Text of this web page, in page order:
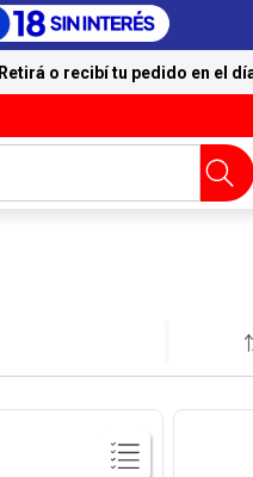
Retirá o recibí tu pedido en el